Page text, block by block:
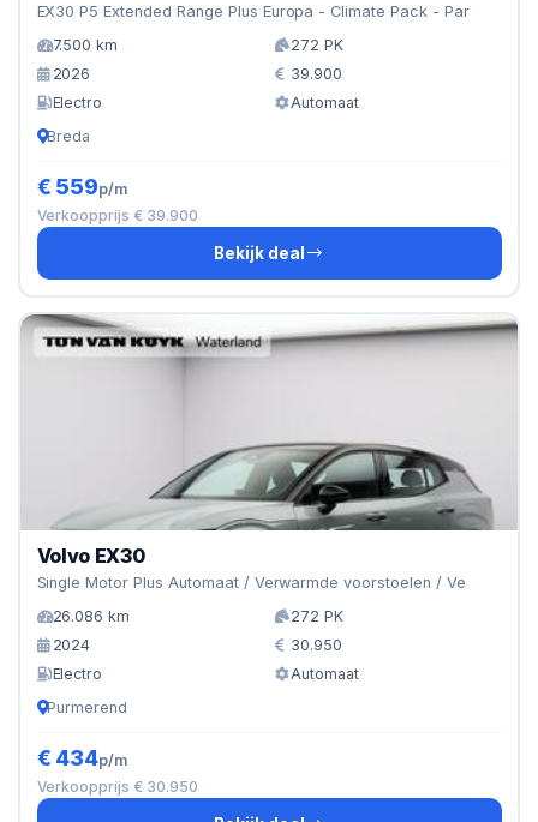
EX30 P5 Extended Range Plus Europa - Climate Pack - Par
7.500 km
272 PK
2026
39.900
Electro
Automaat
Breda
€ 559p/m
Verkoopprijs € 39.900
Bekijk deal
Volvo EX30
Single Motor Plus Automaat / Verwarmde voorstoelen / Ve
26.086 km
272 PK
2024
30.950
Electro
Automaat
Purmerend
€ 434p/m
Verkoopprijs € 30.950